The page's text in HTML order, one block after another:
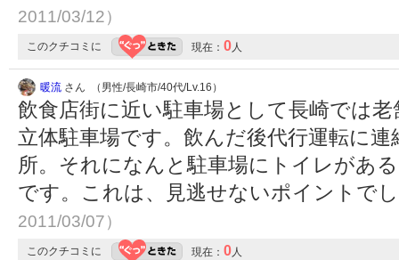
2011/03/12）
このクチコミに 現在： 0人
暖流 さん （男性/長崎市/40代/Lv.16）
飲食店街に近い駐車場として長崎では
立体駐車場です。飲んだ後代行運転に
所。それになんと駐車場にトイレがあ
です。これは、見逃せないポイントで
2011/03/07）
このクチコミに 現在： 0人